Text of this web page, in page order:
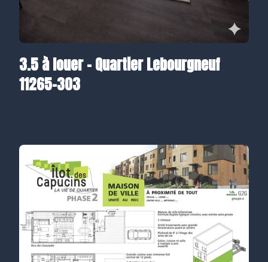
3.5 à louer – Quartier Lebourgneuf
11265-303